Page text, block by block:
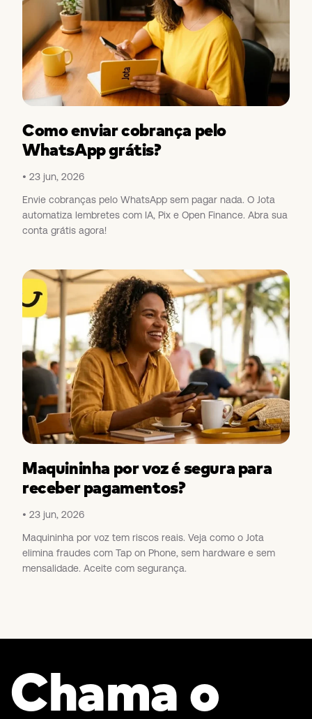
Como enviar cobrança pelo
WhatsApp grátis?
23 jun, 2026
Envie cobranças pelo WhatsApp sem pagar nada. O Jota
automatiza lembretes com IA, Pix e Open Finance. Abra sua
conta grátis agora!
Maquininha por voz é segura para
receber pagamentos?
23 jun, 2026
Maquininha por voz tem riscos reais. Veja como o Jota
elimina fraudes com Tap on Phone, sem hardware e sem
mensalidade. Aceite com segurança.
Chama o